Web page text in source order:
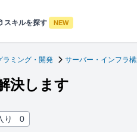
スキルを探す NEW
ラミング・開発 サーバー・インフラ
決します
り 0